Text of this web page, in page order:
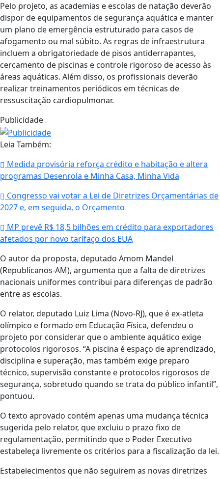
Pelo projeto, as academias e escolas de natação deverão
dispor de equipamentos de segurança aquática e manter
um plano de emergência estruturado para casos de
afogamento ou mal súbito. As regras de infraestrutura
incluem a obrigatoriedade de pisos antiderrapantes,
cercamento de piscinas e controle rigoroso de acesso às
áreas aquáticas. Além disso, os profissionais deverão
realizar treinamentos periódicos em técnicas de
ressuscitação cardiopulmonar.
Publicidade
Leia Também:
Medida provisória reforça crédito e habitação e altera
programas Desenrola e Minha Casa, Minha Vida
Congresso vai votar a Lei de Diretrizes Orçamentárias de
2027 e, em seguida, o Orçamento
MP prevê R$ 18,5 bilhões em crédito para exportadores
afetados por novo tarifaço dos EUA
O autor da proposta, deputado Amom Mandel
(Republicanos-AM), argumenta que a falta de diretrizes
nacionais uniformes contribui para diferenças de padrão
entre as escolas.
O relator, deputado Luiz Lima (Novo-RJ), que é ex-atleta
olímpico e formado em Educação Física, defendeu o
projeto por considerar que o ambiente aquático exige
protocolos rigorosos. “A piscina é espaço de aprendizado,
disciplina e superação, mas também exige preparo
técnico, supervisão constante e protocolos rigorosos de
segurança, sobretudo quando se trata do público infantil”,
pontuou.
O texto aprovado contém apenas uma mudança técnica
sugerida pelo relator, que excluiu o prazo fixo de
regulamentação, permitindo que o Poder Executivo
estabeleça livremente os critérios para a fiscalização da lei.
Estabelecimentos que não seguirem as novas diretrizes